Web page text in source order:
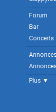
Forum
Bar
Concerts
Plus ▼